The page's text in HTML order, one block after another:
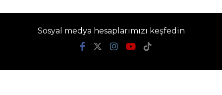
Sosyal medya hesaplarımızı keşfedin